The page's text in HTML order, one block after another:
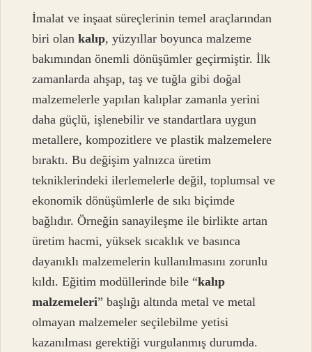
İmalat ve inşaat süreçlerinin temel araçlarından
biri olankalıp, yüzyıllar boyunca malzeme
bakımından önemli dönüşümler geçirmiştir. İlk
zamanlarda ahşap, taş ve tuğla gibi doğal
malzemelerle yapılan kalıplar zamanla yerini
daha güçlü, işlenebilir ve standartlara uygun
metallere, kompozitlere ve plastik malzemelere
bıraktı. Bu değişim yalnızca üretim
tekniklerindeki ilerlemelerle değil, toplumsal ve
ekonomik dönüşümlerle de sıkı biçimde
bağlıdır. Örneğin sanayileşme ile birlikte artan
üretim hacmi, yüksek sıcaklık ve basınca
dayanıklı malzemelerin kullanılmasını zorunlu
kıldı. Eğitim modüllerinde bile “kalıp
malzemeleri” başlığı altında metal ve metal
olmayan malzemeler seçilebilme yetisi
kazanılması gerektiği vurgulanmış durumda.